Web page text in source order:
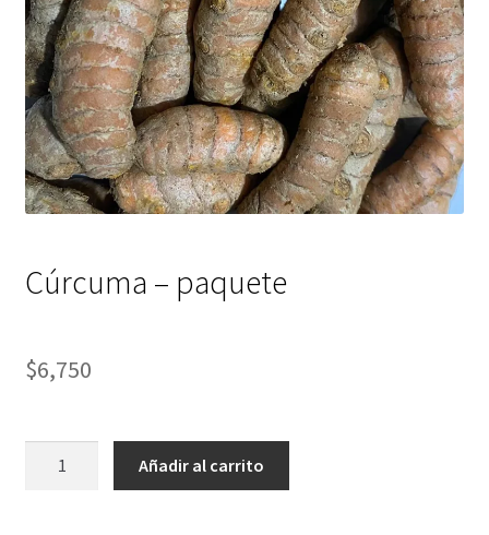
Cúrcuma – paquete
$6,750
Añadir al carrito